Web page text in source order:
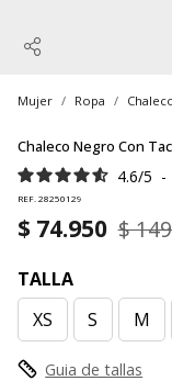
Mujer Ropa
Chaleco Negro Con
4.6/5 -
REF. 28250129
$ 74.950 $
TALLA
XS
S M
Guia de tallas